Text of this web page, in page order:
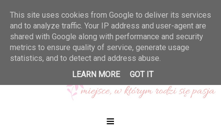
≡
This site uses cookies from Google to deliver its services
and to analyze traffic. Your IP address and user-agent are
shared with Google along with performance and security
metrics to ensure quality of service, generate usage
statistics, and to detect and address abuse.
LEARN MORE
GOT IT